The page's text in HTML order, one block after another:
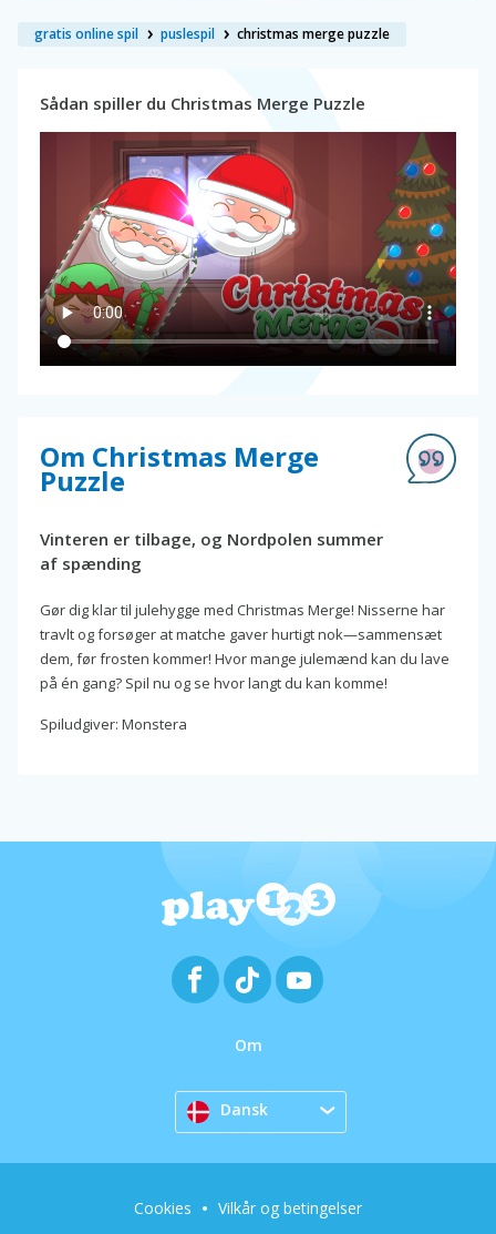
gratis online spil puslespil christmas merge puzzle
Sådan spiller du Christmas Merge Puzzle
Om Christmas Merge
Puzzle
Vinteren er tilbage, og Nordpolen summer
af spænding
Gør dig klar til julehygge med Christmas Merge! Nisserne har
travlt og forsøger at matche gaver hurtigt nok—sammensæt
dem, før frosten kommer! Hvor mange julemænd kan du lave
på én gang? Spil nu og se hvor langt du kan komme!
Spiludgiver: Monstera
Om
Dansk
Cookies Vilkår og betingelser